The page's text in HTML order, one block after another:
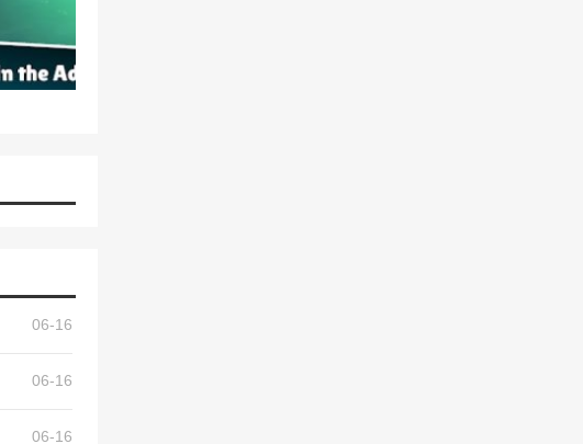
06-16
06-16
06-16